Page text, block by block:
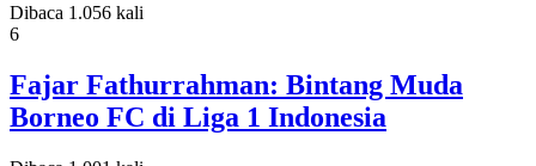
Dibaca 1.056 kali
6
Fajar Fathurrahman: Bintang Muda
Borneo FC di Liga 1 Indonesia